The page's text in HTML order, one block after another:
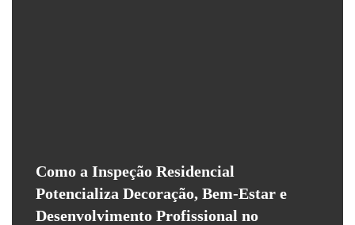
Como a Inspeção Residencial
Potencializa Decoração, Bem-Estar e
Desenvolvimento Profissional no